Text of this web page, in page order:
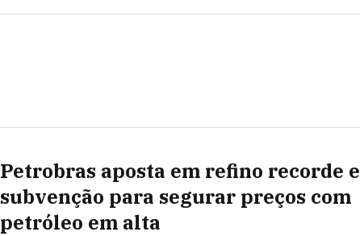
Petrobras aposta em refino recorde e
subvenção para segurar preços com
petróleo em alta